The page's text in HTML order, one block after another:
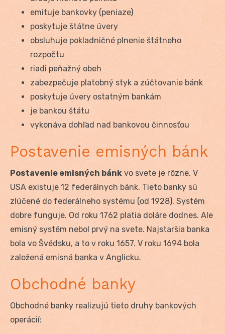
emituje bankovky (peniaze)
poskytuje štátne úvery
obsluhuje pokladničné plnenie štátneho
rozpočtu
riadi peňažný obeh
zabezpečuje platobný styk a zúčtovanie bánk
poskytuje úvery ostatným bankám
je bankou štátu
vykonáva dohľad nad bankovou činnosťou
Postavenie emisných bánk
Postavenie emisných bánk vo svete je rôzne. V
USA existuje 12 federálnych bánk. Tieto banky sú
zlúčené do federálneho systému (od 1928). Systém
dobre funguje. Od roku 1762 platia doláre dodnes. Ale
emisný systém nebol prvý na svete. Najstaršia banka
bola vo Švédsku, a to v roku 1657. V roku 1694 bola
založená emisná banka v Anglicku.
Obchodné banky
Obchodné banky realizujú tieto druhy bankových
operácií: